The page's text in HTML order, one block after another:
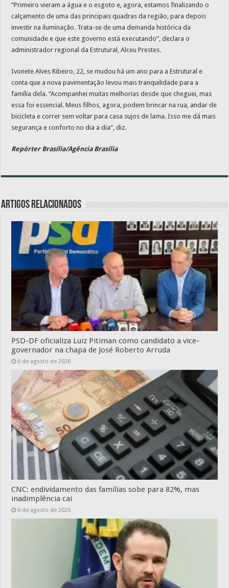
“Primeiro vieram a água e o esgoto e, agora, estamos finalizando o
calçamento de uma das principais quadras da região, para depois
investir na iluminação. Trata-se de uma demanda histórica da
comunidade e que este governo está executando”, declara o
administrador regional da Estrutural, Alceu Prestes.
Ivonete Alves Ribeiro, 22, se mudou há um ano para a Estrutural e
conta que a nova pavimentação levou mais tranquilidade para a
família dela. “Acompanhei muitas melhorias desde que cheguei, mas
essa foi essencial. Meus filhos, agora, podem brincar na rua, andar de
bicicleta e correr sem voltar para casa sujos de lama. Isso me dá mais
segurança e conforto no dia a dia”, diz.
Repórter Brasília/Agência Brasília
Artigos relacionados
PSD-DF oficializa Luiz Pitiman como candidato a vice-
governador na chapa de José Roberto Arruda
6 de agosto de 2026
CNC: endividamento das famílias sobe para 82%, mas
inadimplência cai
6 de agosto de 2026